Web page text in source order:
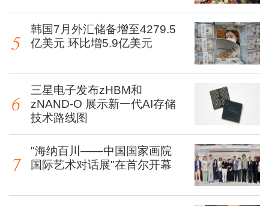
韩国7月外汇储备增至4279.5
亿美元 环比增5.9亿美元
三星电子发布zHBM和
zNAND-O 展示新一代AI存储
技术路线图
"海纳百川——中国国家画院
国际艺术对话展"在首尔开幕